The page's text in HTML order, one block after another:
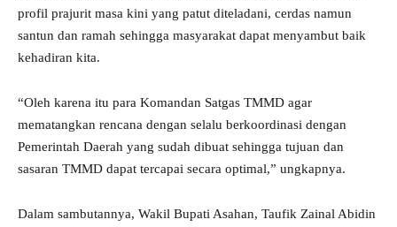
profil prajurit masa kini yang patut diteladani, cerdas namun
santun dan ramah sehingga masyarakat dapat menyambut baik
kehadiran kita.
“Oleh karena itu para Komandan Satgas TMMD agar
mematangkan rencana dengan selalu berkoordinasi dengan
Pemerintah Daerah yang sudah dibuat sehingga tujuan dan
sasaran TMMD dapat tercapai secara optimal,” ungkapnya.
Dalam sambutannya, Wakil Bupati Asahan, Taufik Zainal Abidin